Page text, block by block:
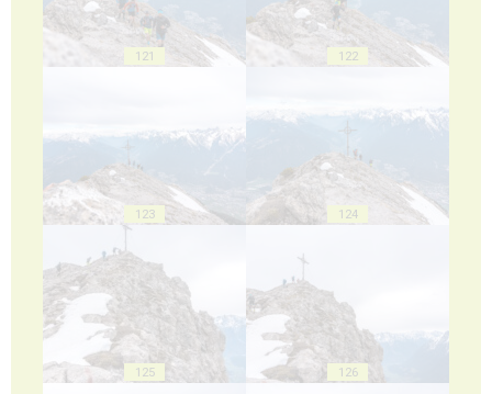
121 122
123 124
125 126